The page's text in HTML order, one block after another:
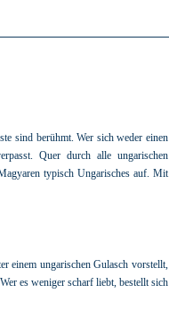
sind berühmt. Wer sich weder einen
Quer durch alle ungarischen
typisch Ungarisches auf. Mit
einem ungarischen Gulasch vorstellt,
es weniger scharf liebt, bestellt sich